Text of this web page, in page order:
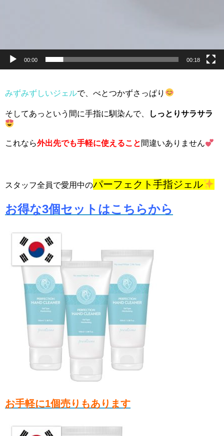
00:00 00:18
みずみずしいジェルで、べとつかずさっぱり
そしてあっという間に手指に馴染んで、 しっとりサラサラ
これなら外出先でも手軽に使えること 間違いありません
スタッフ全員で愛用中のパーフェクト手指ジェル
お得な3個セットはこちらから
お手軽に1個売りもあります